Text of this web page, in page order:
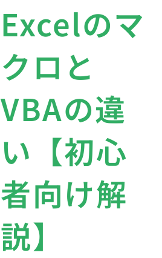
Excelのマ
クロと
VBAの違
い【初心
者向け解
説】